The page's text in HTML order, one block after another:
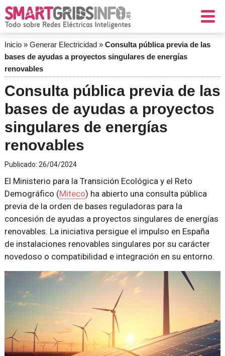
Inicio» Generar Electricidad» Consulta pública previa de las
bases de ayudas a proyectos singulares de energías
renovables
Consulta pública previa de las
bases de ayudas a proyectos
singulares de energías
renovables
Publicado: 26/04/2024
El Ministerio para la Transición Ecológica y el Reto
Demográfico (Miteco) ha abierto una consulta pública
previa de la orden de bases reguladoras para la
concesión de ayudas a proyectos singulares de energías
renovables. La iniciativa persigue el impulso en España
de instalaciones renovables singulares por su carácter
novedoso o compatibilidad e integración en su entorno.